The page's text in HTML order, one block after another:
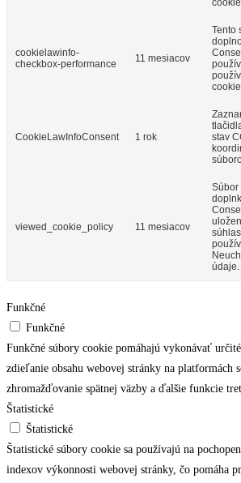
cookielawinfo-
checkbox-performance
11 mesiacov
Tento
CookieLawInfoConsent 1 rok
stav
viewed_cookie_policy 11 mesiacov
Súbor
údaje.
Funkčné
Funkčné
Funkčné súbory cookie pomáhajú vykonávať
zdieľanie obsahu webovej stránky na platformách
zhromažďovanie spätnej väzby a ďalšie funkcie
Štatistické
Štatistické
Štatistické súbory cookie sa používajú na
indexov výkonnosti webovej stránky, čo pomáha